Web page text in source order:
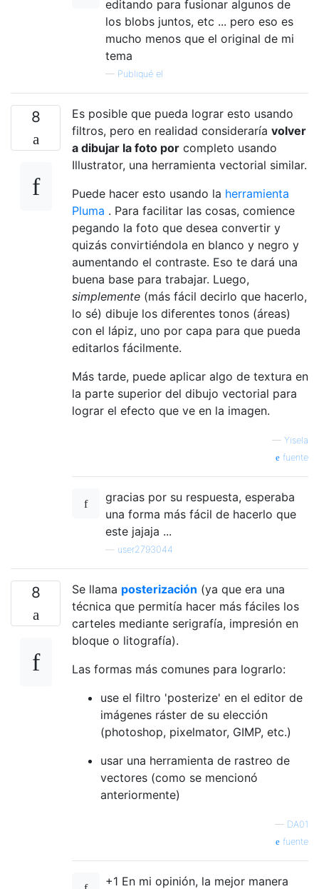
editando para fusionar algunos de
los blobs juntos, etc ... pero eso es
mucho menos que el original de mi
tema
— Publiqué el
8
Es posible que pueda lograr esto usando
filtros, pero en realidad consideraría volver
a dibujar la foto por completo usando
Illustrator, una herramienta vectorial similar.
Puede hacer esto usando la herramienta
Pluma . Para facilitar las cosas, comience
pegando la foto que desea convertir y
quizás convirtiéndola en blanco y negro y
aumentando el contraste. Eso te dará una
buena base para trabajar. Luego,
simplemente (más fácil decirlo que hacerlo,
lo sé) dibuje los diferentes tonos (áreas)
con el lápiz, uno por capa para que pueda
editarlos fácilmente.
Más tarde, puede aplicar algo de textura en
la parte superior del dibujo vectorial para
lograr el efecto que ve en la imagen.
— Yisela
fuente
gracias por su respuesta, esperaba
una forma más fácil de hacerlo que
este jajaja ...
user2793044
8 Se llama posterización (ya que era una
técnica que permitía hacer más fáciles los
carteles mediante serigrafía, impresión en
bloque o litografía).
Las formas más comunes para lograrlo:
use el filtro 'posterize' en el editor de
imágenes ráster de su elección
(photoshop, pixelmator, GIMP, etc.)
usar una herramienta de rastreo de
vectores (como se mencionó
anteriormente)
— DA01
fuente
+1 En mi opinión, la mejor manera